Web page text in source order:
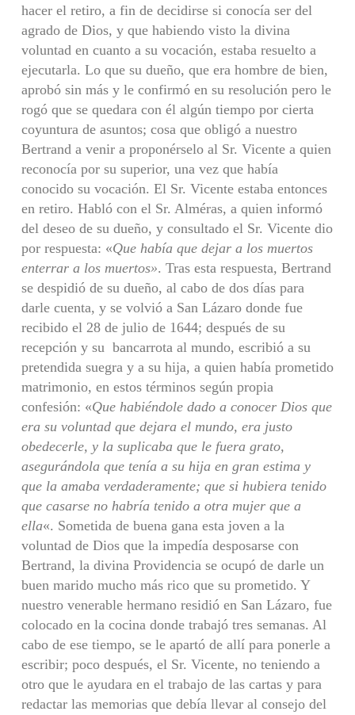
hacer el retiro, a fin de decidirse si conocía ser del
agrado de Dios, y que habiendo visto la divina
voluntad en cuanto a su vocación, estaba resuelto a
ejecutarla. Lo que su dueño, que era hombre de bien,
aprobó sin más y le confirmó en su resolución pero le
rogó que se quedara con él algún tiempo por cierta
coyuntura de asuntos; cosa que obligó a nuestro
Bertrand a venir a proponérselo al Sr. Vicente a quien
reconocía por su superior, una vez que había
conocido su vocación. El Sr. Vicente estaba entonces
en retiro. Habló con el Sr. Alméras, a quien informó
del deseo de su dueño, y consultado el Sr. Vicente dio
por respuesta: «Que había que dejar a los muertos
enterrar a los muertos». Tras esta respuesta, Bertrand
se despidió de su dueño, al cabo de dos días para
darle cuenta, y se volvió a San Lázaro donde fue
recibido el 28 de julio de 1644; después de su
recepción y su bancarrota al mundo, escribió a su
pretendida suegra y a su hija, a quien había prometido
matrimonio, en estos términos según propia
confesión: «Que habiéndole dado a conocer Dios que
era su voluntad que dejara el mundo, era justo
obedecerle, y la suplicaba que le fuera grato,
asegurándola que tenía a su hija en gran estima y
que la amaba verdaderamente; que si hubiera tenido
que casarse no habría tenido a otra mujer que a
ella«. Sometida de buena gana esta joven a la
voluntad de Dios que la impedía desposarse con
Bertrand, la divina Providencia se ocupó de darle un
buen marido mucho más rico que su prometido. Y
nuestro venerable hermano residió en San Lázaro, fue
colocado en la cocina donde trabajó tres semanas. Al
cabo de ese tiempo, se le apartó de allí para ponerle a
escribir; poco después, el Sr. Vicente, no teniendo a
otro que le ayudara en el trabajo de las cartas y para
redactar las memorias que debía llevar al consejo del